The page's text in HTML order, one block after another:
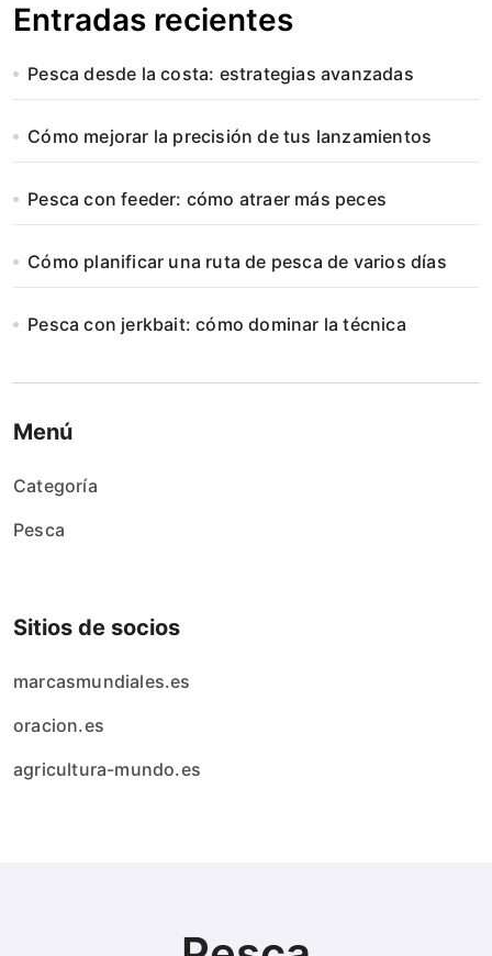
Entradas recientes
Pesca desde la costa: estrategias avanzadas
Cómo mejorar la precisión de tus lanzamientos
Pesca con feeder: cómo atraer más peces
Cómo planificar una ruta de pesca de varios días
Pesca con jerkbait: cómo dominar la técnica
Menú
Categoría
Pesca
Sitios de socios
marcasmundiales.es
oracion.es
agricultura-mundo.es